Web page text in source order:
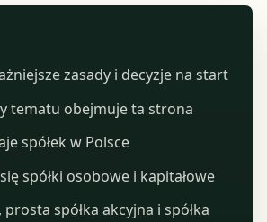
zasady i decyzje na start
tematu obejmuje ta strona
spółek w Polsce
spółki osobowe i kapitałowe
prosta spółka akcyjna i spółka